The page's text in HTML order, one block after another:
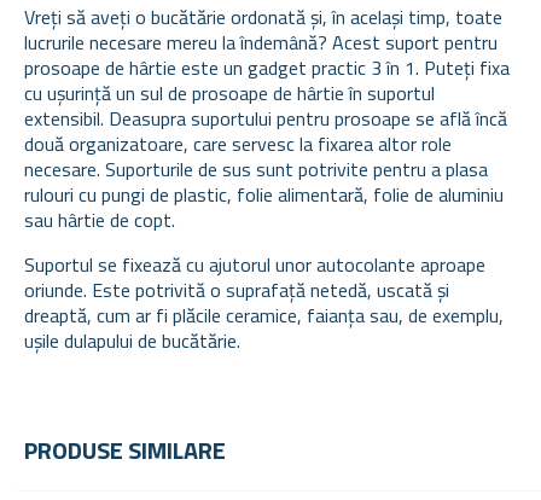
Vreți să aveți o bucătărie ordonată și, în același timp, toate
lucrurile necesare mereu la îndemână? Acest suport pentru
prosoape de hârtie este un gadget practic 3 în 1. Puteți fixa
cu ușurință un sul de prosoape de hârtie în suportul
extensibil. Deasupra suportului pentru prosoape se află încă
două organizatoare, care servesc la fixarea altor role
necesare. Suporturile de sus sunt potrivite pentru a plasa
rulouri cu pungi de plastic, folie alimentară, folie de aluminiu
sau hârtie de copt.
Suportul se fixează cu ajutorul unor autocolante aproape
oriunde. Este potrivită o suprafață netedă, uscată și
dreaptă, cum ar fi plăcile ceramice, faianța sau, de exemplu,
ușile dulapului de bucătărie.
PRODUSE SIMILARE